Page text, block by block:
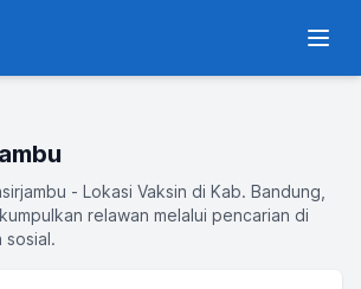
- Lokasi Vaksin di Kab. Bandung,
relawan melalui pencarian di
sosial.